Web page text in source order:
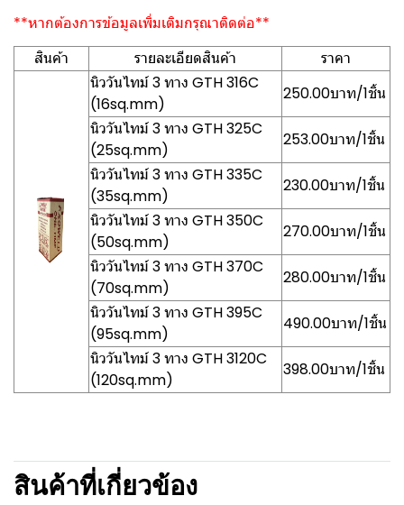
**หากต้องการข้อมูลเพิ่มเติมกรุณาติดต่อ**
สินค้า
รายละเอียดสินค้า
ราคา
นิววันไทม์ 3 ทาง GTH 316C
(16sq.mm)
250.00บาท/1ชิ้น
นิววันไทม์ 3 ทาง GTH 325C
(25sq.mm)
253.00บาท/1ชิ้น
นิววันไทม์ 3 ทาง GTH 335C
(35sq.mm)
230.00บาท/1ชิ้น
นิววันไทม์ 3 ทาง GTH 350C
(50sq.mm)
270.00บาท/1ชิ้น
นิววันไทม์ 3 ทาง GTH 370C
(70sq.mm)
280.00บาท/1ชิ้น
นิววันไทม์ 3 ทาง GTH 395C
(95sq.mm)
490.00บาท/1ชิ้น
นิววันไทม์ 3 ทาง GTH 3120C
(120sq.mm)
398.00บาท/1ชิ้น
สินค้าที่เกี่ยวข้อง